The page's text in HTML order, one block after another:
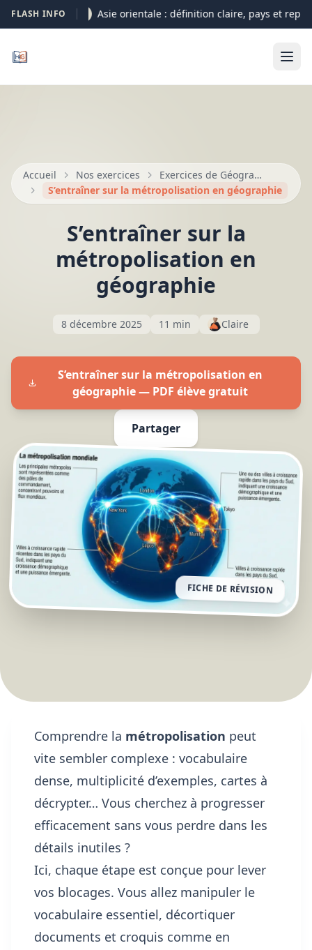
FLASH INFO05-08 Asie orientale : définition claire, pays et
Accueil Nos exercices
Exercices de Géographie et croquis
S’entraîner sur la métropolisation en géographie
S’entraîner sur la
métropolisation en
géographie
8 décembre 2025 11 min Claire
S’entraîner sur la métropolisation en
géographie — PDF élève gratuit
Partager
FICHE DE RÉVISION
Comprendre la métropolisation peut
vite sembler complexe : vocabulaire
dense, multiplicité d’exemples, cartes à
décrypter… Vous cherchez à progresser
efficacement sans vous perdre dans les
détails inutiles ?
Ici, chaque étape est conçue pour lever
vos blocages. Vous allez manipuler le
vocabulaire essentiel, décortiquer
documents et croquis comme en